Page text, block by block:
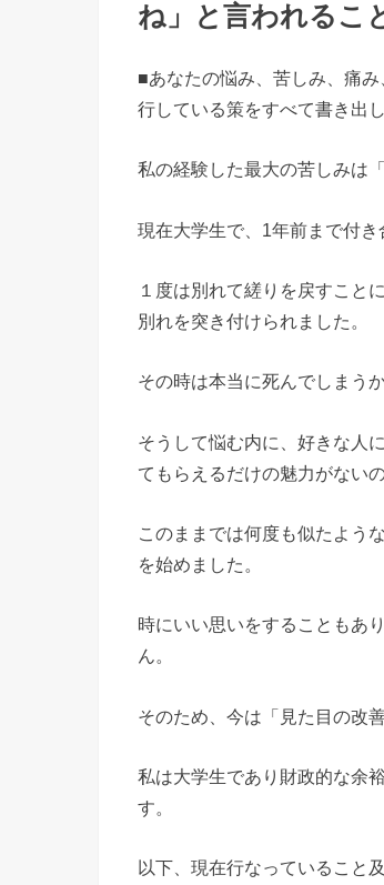
ね」と言われるこ
■あなたの悩み、苦しみ、痛
行している策をすべて書き出し
私の経験した最大の苦しみは
現在大学生で、1年前まで付き
１度は別れて縒りを戻すこと
別れを突き付けられました。
その時は本当に死んでしまう
そうして悩む内に、好きな人
てもらえるだけの魅力がない
このままでは何度も似たよう
を始めました。
時にいい思いをすることもあ
ん。
そのため、今は「見た目の改
私は大学生であり財政的な余
す。
以下、現在行なっていること